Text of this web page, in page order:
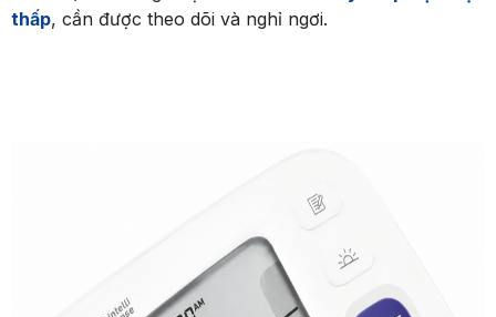
thấp, cần được theo dõi và nghỉ ngơi.